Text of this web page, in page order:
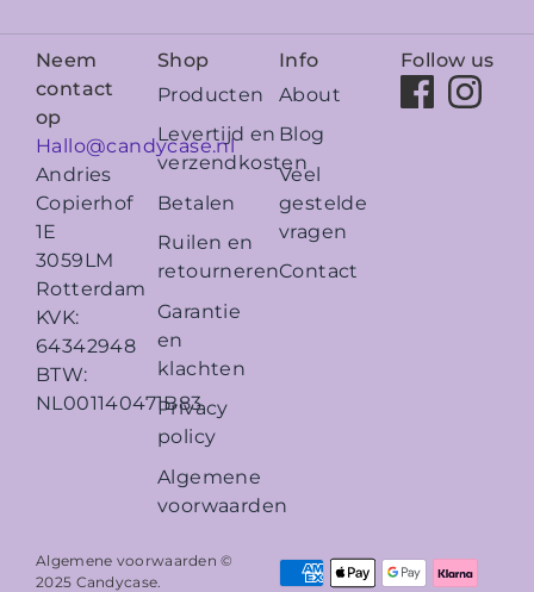
Neem
contact
op
Hallo@candycase.nl
Andries
Copierhof
1E
3059LM
Rotterdam
KVK:
64342948
BTW:
NL001140471B83
Shop
Producten
Levertijd en
verzendkosten
Betalen
Ruilen en
retourneren
Garantie
en
klachten
Privacy
policy
Algemene
voorwaarden
Info
About
Blog
Veel
gestelde
vragen
Contact
Follow us
Algemene voorwaarden ©
2025 Candycase